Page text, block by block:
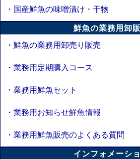
・国産鮮魚の味噌漬け・干物
鮮魚の業務用卸
・鮮魚の業務用卸売り販売
・業務用定期購入コース
・業務用鮮魚セット
・業務用お知らせ鮮魚情報
・業務用鮮魚販売のよくある質問
インフォメーシ